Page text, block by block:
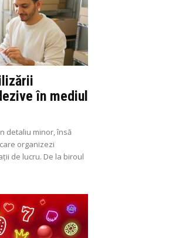
în mediul
detaliu minor, însă
organizezi
de lucru. De la biroul